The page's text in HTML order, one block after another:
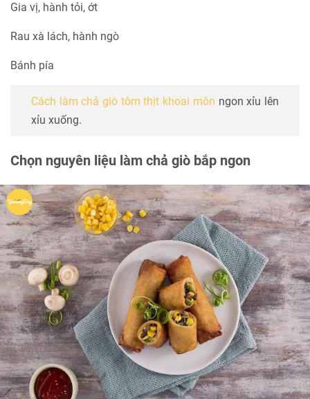
Gia vị, hành tỏi, ớt
Rau xà lách, hành ngò
Bánh pía
Cách làm chả giò tôm thịt khoai môn ngon xỉu lên
xỉu xuống.
Chọn nguyên liệu làm chả giò bắp ngon